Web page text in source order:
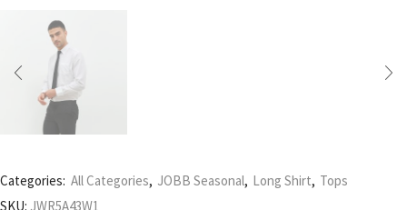
Categories: All Categories, JOBB Seasonal, Long Shirt, Tops
SKU: JWR5A43W1